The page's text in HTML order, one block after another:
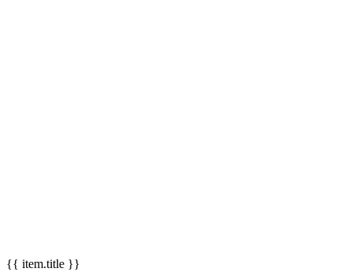
{{ item.title }}